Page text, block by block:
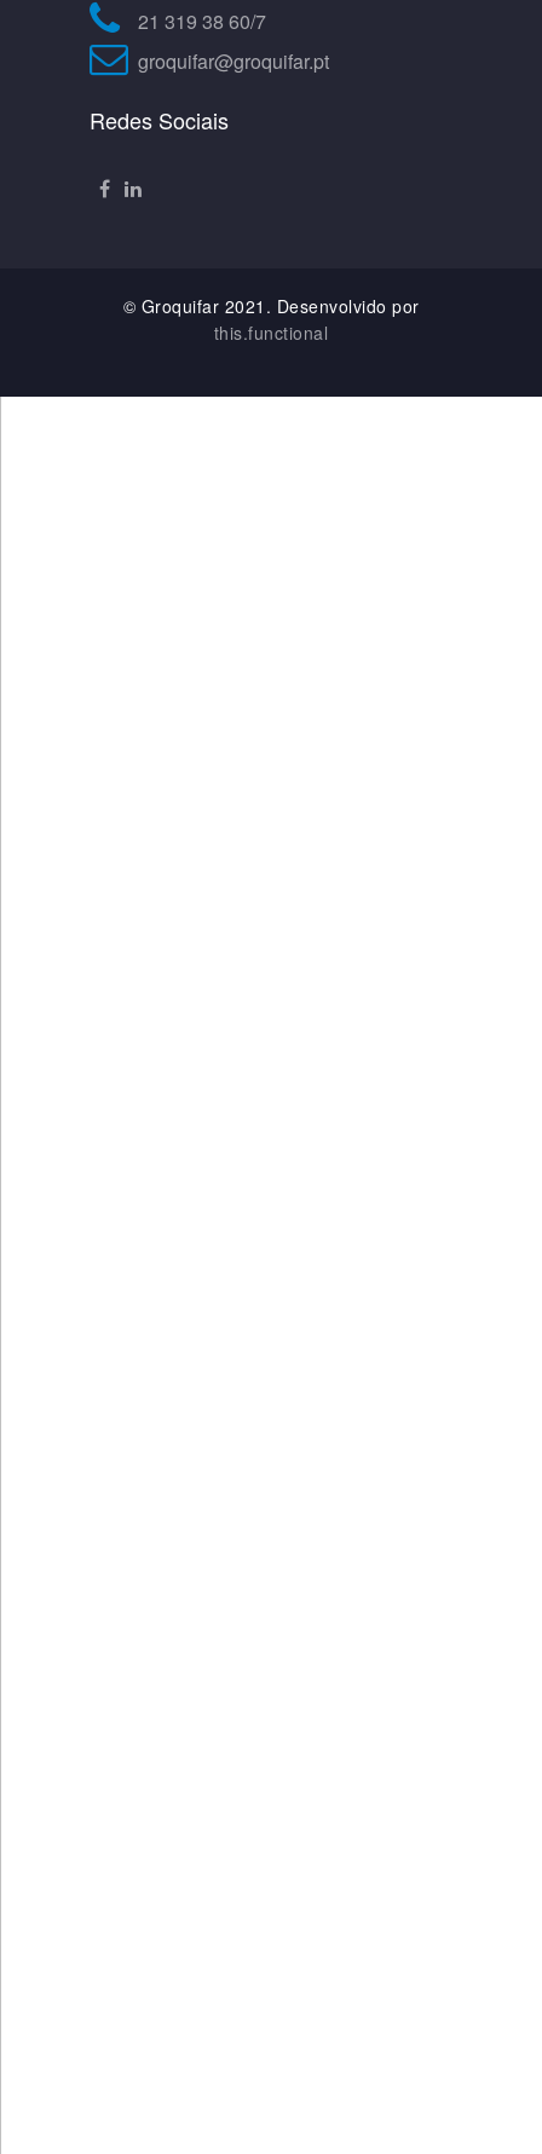
21 319 38 60/7
groquifar@groquifar.pt
Redes Sociais
© Groquifar 2021. Desenvolvido por
this.functional